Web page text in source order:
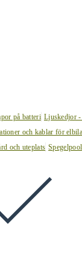
på batteri Ljuskedjor
och kablar för
och uteplats Spegelpool